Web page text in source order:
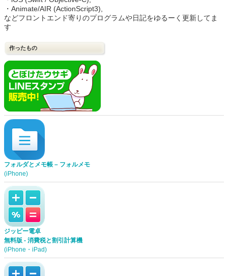
・Animate/AIR (ActionScript3),
などフロントエンド寄りのプログラムや日記をゆるーく更新してま
す
作ったもの
フォルダとメモ帳 – フォルメモ
(iPhone)
ジッピー電卓
無料版 - 消費税と割引計算機
(iPhone・iPad)